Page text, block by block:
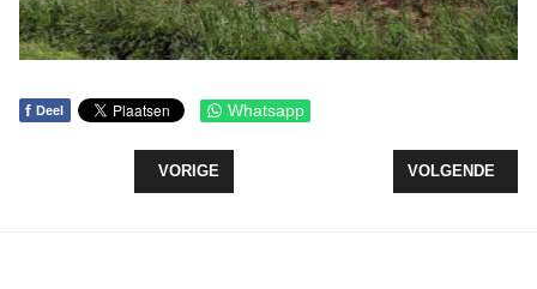
f Deel Whatsapp
VORIG ARTIKEL: SLOOP SCHOOLGEBOUW
VORIGE VOLGENDE
VOLGENDE